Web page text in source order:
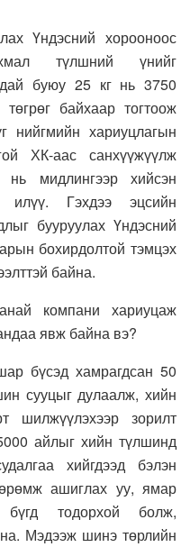
Үндэсний хорооноос
түлшний үнийг
буюу 25 кг нь 3750
байхаар тогтоож
нийгмийн хариуцлагын
ХК-аас санхүүжүүлж
мидлингээр хийсэн
Гэхдээ эцсийн
бууруулах Үндэсний
бохирдолтой тэмцэх
байна.
компани хариуцаж
явж байна вэ?
бүсэд хамрагдсан 50
сууцыг дулаалж, хийн
шилжүүлэхээр зорилт
айлыг хийн түлшинд
хийгдээд бэлэн
ашиглах уу, ямар
тодорхой болж,
Мэдээж шинэ төрлийн